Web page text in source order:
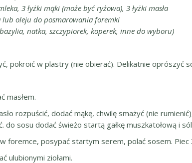
3 łyżki mąki (może być ryżowa), 3 łyżki masła
lub oleju do posmarowania foremki
natka, szczypiorek, koperek, inne do wyboru)
pokroić w plastry (nie obierać). Delikatnie oprószyć
masłem.
rozpuścić, dodać mąkę, chwilę smażyć (nie
do sosu dodać świeżo startą gałkę muszkatołową i
w foremce, posypać startym serem, polać sosem. Piec
ulubionymi ziołami.